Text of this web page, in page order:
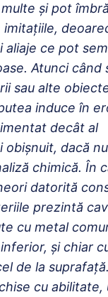
şi pot
aliaje ce pot
Atunci când
sau alte
induce în
decât al
obişnuit, dacă
chimică. În
datorită
prezintă
cu metal
şi chiar
de la
cu abilitate,